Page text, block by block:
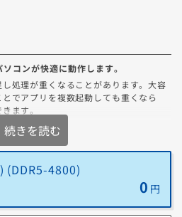
変換効率（ETA）のランク
PLATINUM
コンが快適に動作します。
処理が重くなることがあります。大容
でアプリを複数起動しても重くなら
ます。
ビジネスソフト（Excel/Wordなど）を
オススメ。
きを読む
(DDR5-4800)
0 円